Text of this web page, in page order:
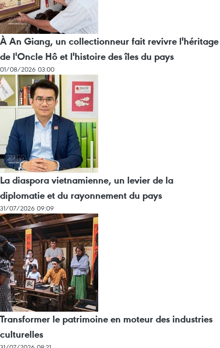
À An Giang, un collectionneur fait revivre l'héritage
de l'Oncle Hô et l'histoire des îles du pays
01/08/2026 03:00
La diaspora vietnamienne, un levier de la
diplomatie et du rayonnement du pays
31/07/2026 09:09
Transformer le patrimoine en moteur des industries
culturelles